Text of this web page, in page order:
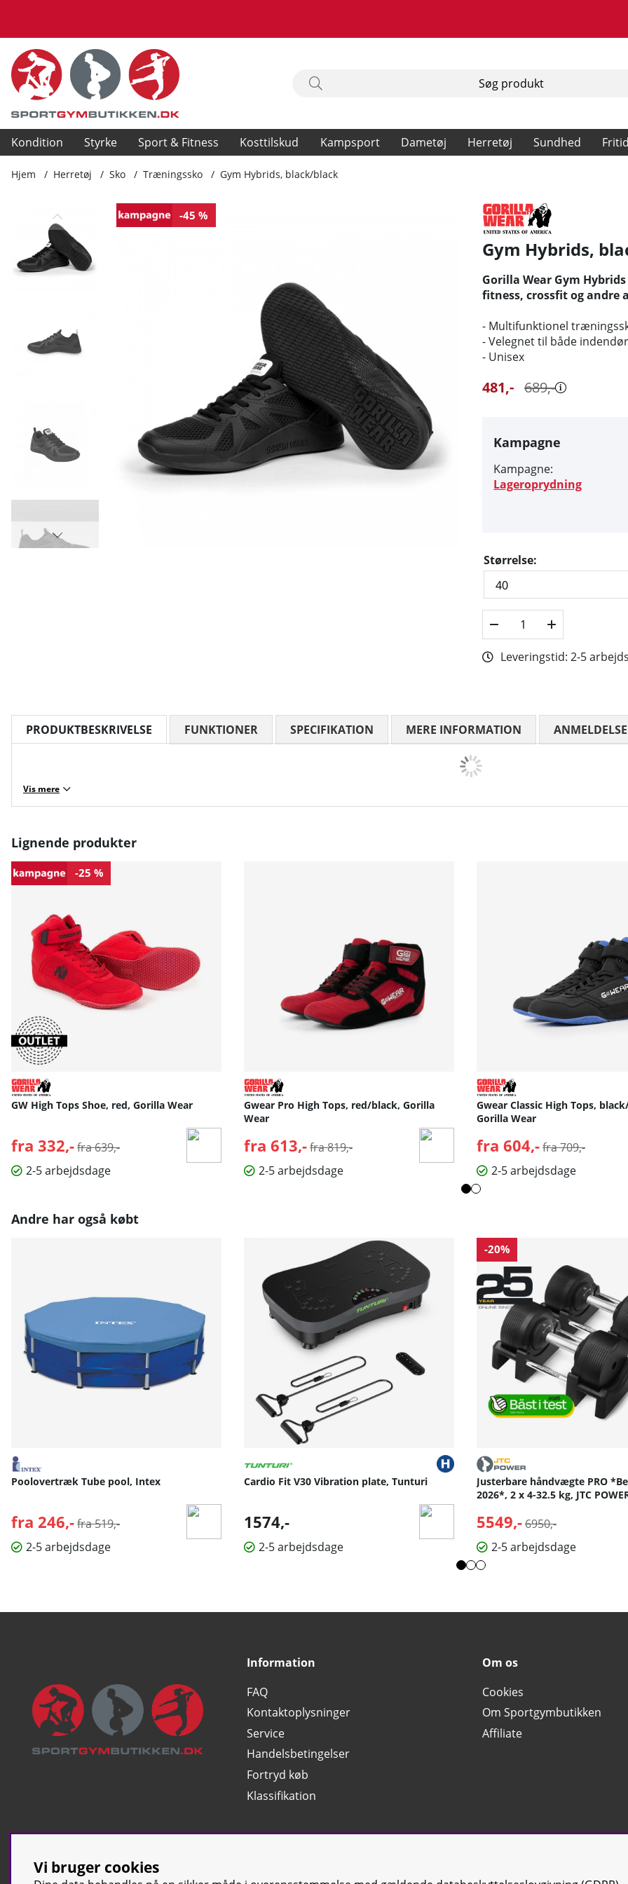
Kondition Styrke Sport & Fitness Kosttilskud Kampsport Dametøj Herretøj Sundhed Fritid
Hjem Herretøj Sko Træningssko Gym Hybrids, black/black
-45 %
Produktbilleder Gym Hybrids, black/black
Gym Hybrids,
Gorilla Wear Gym
fitness, crossfit og andre
- Multifunktionel
- Velegnet til både
- Unisex
689,-
481,-
Kampagne
Kampagne:
Lageroprydning
Størrelse:
Leveringstid: 2-5
PRODUKTBESKRIVELSE
Vis mere
FUNKTIONER SPECIFIKATION MERE INFORMATION
Lignende produkter
-25 %
GW High Tops Shoe, red, Gorilla Wear
fra 332,-Normalpris:
fra 639,-
2-5 arbejdsdage
Gwear Pro High Tops, red/black, Gorilla
Wear
fra 613,-Normalpris:
fra 819,-
2-5 arbejdsdage
Gwear Classic High Tops,
Gorilla Wear
fra 604,-Normalpris:
fra 709,-
2-5 arbejdsdage
Andre har også købt
Poolovertræk Tube pool, Intex
fra 246,-Normalpris:
fra 519,-
2-5 arbejdsdage
Cardio Fit V30 Vibration plate, Tunturi
1574,-
2-5 arbejdsdage
-20%
Justerbare håndvægte PRO
2026*, 2 x 4-32.5 kg, JTC
5549,- Normalpris:
6950,-
2-5 arbejdsdage
Information
FAQ
Kontaktoplysninger
Service
Handelsbetingelser
Fortryd køb
Klassifikation
Om os
Cookies
Om Sportgymbutikken
Affiliate
Vi bruger cookies